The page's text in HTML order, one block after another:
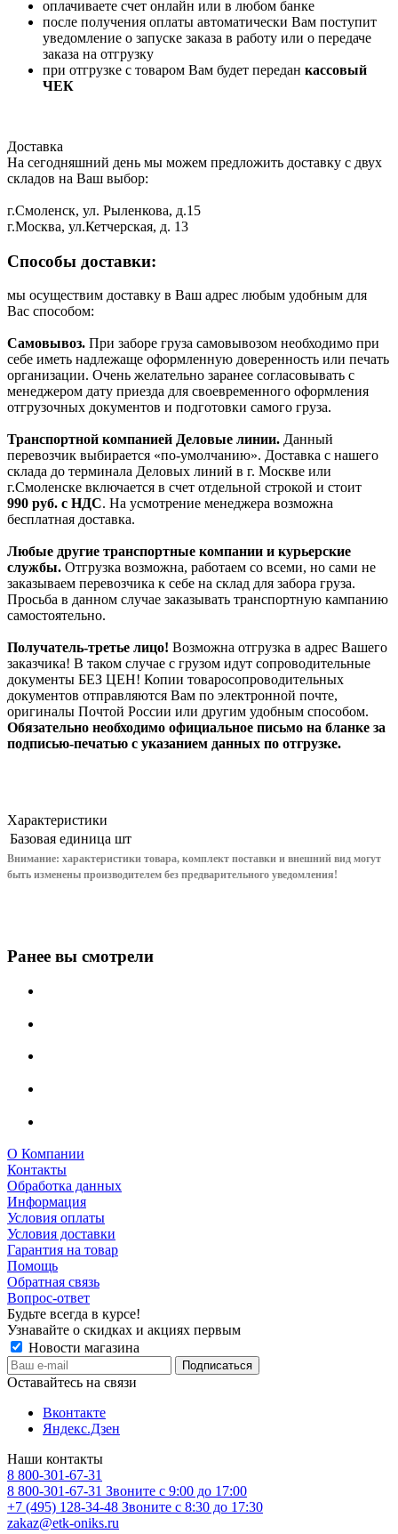
оплачиваете счет онлайн или в любом банке
после получения оплаты автоматически Вам поступит
уведомление о запуске заказа в работу или о передаче
заказа на отгрузку
при отгрузке с товаром Вам будет передан кассовый
ЧЕК
Доставка
На сегодняшний день мы можем предложить доставку с двух
складов на Ваш выбор:
г.Смоленск, ул. Рыленкова, д.15
г.Москва, ул.Кетчерская, д. 13
Способы доставки:
мы осуществим доставку в Ваш адрес любым удобным для
Вас способом:
Самовывоз. При заборе груза самовывозом необходимо при
себе иметь надлежаще оформленную доверенность или печать
организации. Очень желательно заранее согласовывать с
менеджером дату приезда для своевременного оформления
отгрузочных документов и подготовки самого груза.
Транспортной компанией Деловые линии. Данный
перевозчик выбирается «по-умолчанию». Доставка с нашего
склада до терминала Деловых линий в г. Москве или
г.Смоленске включается в счет отдельной строкой и стоит
990 руб. с НДС. На усмотрение менеджера возможна
бесплатная доставка.
Любые другие транспортные компании и курьерские
службы. Отгрузка возможна, работаем со всеми, но сами не
заказываем перевозчика к себе на склад для забора груза.
Просьба в данном случае заказывать транспортную кампанию
самостоятельно.
Получатель-третье лицо! Возможна отгрузка в адрес Вашего
заказчика! В таком случае с грузом идут сопроводительные
документы БЕЗ ЦЕН! Копии товаросопроводительных
документов отправляются Вам по электронной почте,
оригиналы Почтой России или другим удобным способом.
Обязательно необходимо официальное письмо на бланке за
подписью-печатью с указанием данных по отгрузке.
Характеристики
Базовая единица шт
Внимание: характеристики товара, комплект поставки и внешний вид могут
быть изменены производителем без предварительного уведомления!
Ранее вы смотрели
О Компании
Контакты
Обработка данных
Информация
Условия оплаты
Условия доставки
Гарантия на товар
Помощь
Обратная связь
Вопрос-ответ
Будьте всегда в курсе!
Узнавайте о скидках и акциях первым
Новости магазина
Оставайтесь на связи
Вконтакте
Яндекс.Дзен
Наши контакты
8 800-301-67-31
8 800-301-67-31 Звоните с 9:00 до 17:00
+7 (495) 128-34-48 Звоните с 8:30 до 17:30
zakaz@etk-oniks.ru